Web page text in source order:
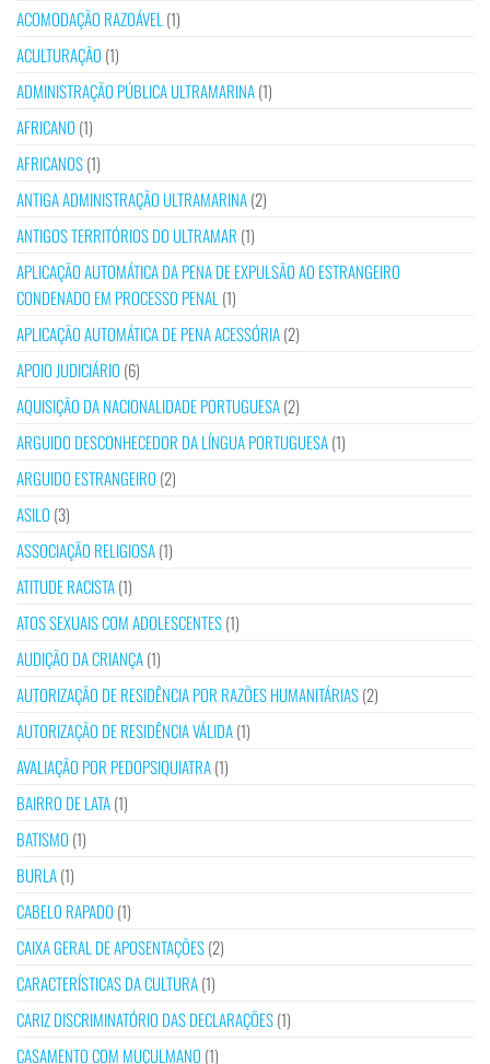
ACOMODAÇÃO RAZOÁVEL(1)
ACULTURAÇÃO (1)
ADMINISTRAÇÃO PÚBLICA ULTRAMARINA(1)
AFRICANO (1)
AFRICANOS(1)
ANTIGA ADMINISTRAÇÃO ULTRAMARINA(2)
ANTIGOS TERRITÓRIOS DO ULTRAMAR (1)
APLICAÇÃO AUTOMÁTICA DA PENA DE EXPULSÃO AO ESTRANGEIRO
CONDENADO EM PROCESSO PENAL(1)
APLICAÇÃO AUTOMÁTICA DE PENA ACESSÓRIA(2)
APOIO JUDICIÁRIO (6)
AQUISIÇÃO DA NACIONALIDADE PORTUGUESA(2)
ARGUIDO DESCONHECEDOR DA LÍNGUA PORTUGUESA(1)
ARGUIDO ESTRANGEIRO (2)
ASILO (3)
ASSOCIAÇÃO RELIGIOSA(1)
ATITUDE RACISTA(1)
ATOS SEXUAIS COM ADOLESCENTES(1)
AUDIÇÃO DA CRIANÇA(1)
AUTORIZAÇÃO DE RESIDÊNCIA POR RAZÕES HUMANITÁRIAS(2)
AUTORIZAÇÃO DE RESIDÊNCIA VÁLIDA(1)
AVALIAÇÃO POR PEDOPSIQUIATRA(1)
BAIRRO DE LATA(1)
BATISMO (1)
BURLA(1)
CABELO RAPADO (1)
CAIXA GERAL DE APOSENTAÇÕES(2)
CARACTERÍSTICAS DA CULTURA(1)
CARIZ DISCRIMINATÓRIO DAS DECLARAÇÕES(1)
CASAMENTO COM MUÇULMANO (1)